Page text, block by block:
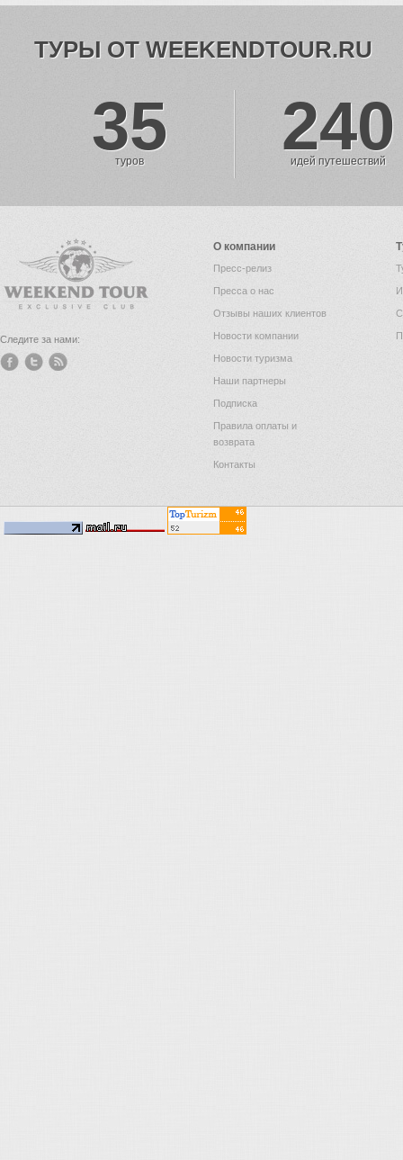
ТУРЫ ОТ WEEKENDTOUR.RU
35
туров 240
идей путешествий
Следите за нами:
О компании
Пресс-релиз
Пресса о нас
Отзывы наших клиентов
Новости компании
Новости туризма
Наши партнеры
Подписка
Правила оплаты и
возврата
Контакты